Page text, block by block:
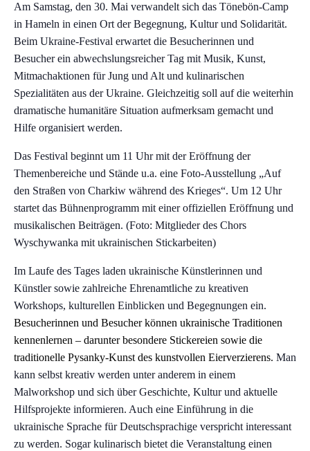
Am Samstag, den 30. Mai verwandelt sich das Tönebön-Camp
in Hameln in einen Ort der Begegnung, Kultur und Solidarität.
Beim Ukraine-Festival erwartet die Besucherinnen und
Besucher ein abwechslungsreicher Tag mit Musik, Kunst,
Mitmachaktionen für Jung und Alt und kulinarischen
Spezialitäten aus der Ukraine. Gleichzeitig soll auf die weiterhin
dramatische humanitäre Situation aufmerksam gemacht und
Hilfe organisiert werden.
Das Festival beginnt um 11 Uhr mit der Eröffnung der
Themenbereiche und Stände u.a. eine Foto-Ausstellung „Auf
den Straßen von Charkiw während des Krieges“. Um 12 Uhr
startet das Bühnenprogramm mit einer offiziellen Eröffnung und
musikalischen Beiträgen. (Foto: Mitglieder des Chors
Wyschywanka mit ukrainischen Stickarbeiten)
Im Laufe des Tages laden ukrainische Künstlerinnen und
Künstler sowie zahlreiche Ehrenamtliche zu kreativen
Workshops, kulturellen Einblicken und Begegnungen ein.
Besucherinnen und Besucher können ukrainische Traditionen
kennenlernen – darunterbesondere Stickereien sowie die
traditionelle Pysanky-Kunst des kunstvollen Eierverzierens. Man
kann selbst kreativ werden unter anderem in einem
Malworkshop und sich über Geschichte, Kultur und aktuelle
Hilfsprojekte informieren. Auch eine Einführung in die
ukrainische Sprache für Deutschsprachige verspricht interessant
zu werden. Sogar kulinarisch bietet die Veranstaltung einen